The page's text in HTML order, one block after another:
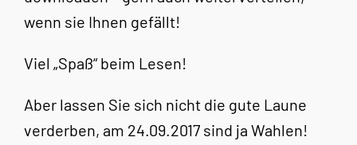
wenn sie Ihnen gefällt!
Viel „Spaß“ beim Lesen!
Aber lassen Sie sich nicht die gute Laune
verderben, am 24.09.2017 sind ja Wahlen!